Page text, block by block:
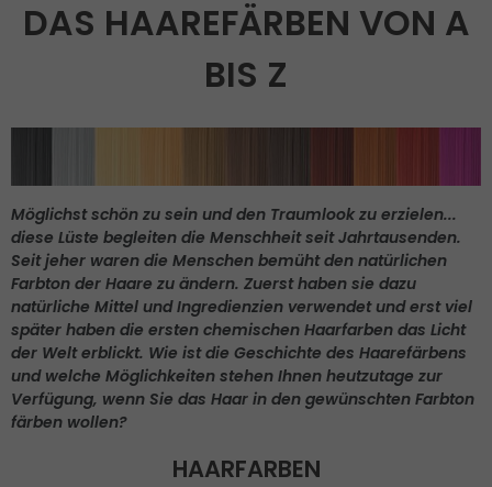
DAS HAAREFÄRBEN VON A
BIS Z
Möglichst schön zu sein und den Traumlook zu erzielen...
diese Lüste begleiten die Menschheit seit Jahrtausenden.
Seit jeher waren die Menschen bemüht den natürlichen
Farbton der Haare zu ändern. Zuerst haben sie dazu
natürliche Mittel und Ingredienzien verwendet und erst viel
später haben die ersten chemischen Haarfarben das Licht
der Welt erblickt. Wie ist die Geschichte des Haarefärbens
und welche Möglichkeiten stehen Ihnen heutzutage zur
Verfügung, wenn Sie das Haar in den gewünschten Farbton
färben wollen?
HAARFARBEN